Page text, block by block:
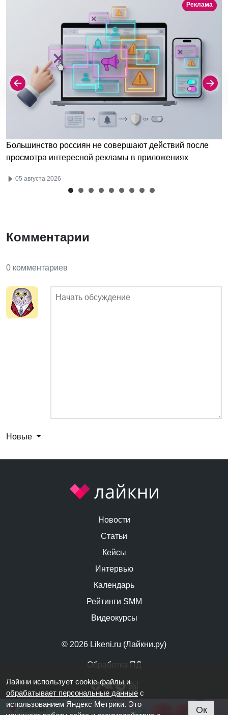
Реклама
Большинство россиян не совершают действий после
просмотра интересной рекламы в приложениях
05 августа 2026
Комментарии
0 комментариев
Новые
© 2026 Likeni.ru (Лайкни.ру)
Обработка ПД
Новости
Статьи
Кейсы
Интервью
Календарь
Рейтинги SMM
Видеокурсы
Лайкни использует cookie-файлы и
обрабатывает персональные данные с
использованием Яндекс Метрики. Это
Ок